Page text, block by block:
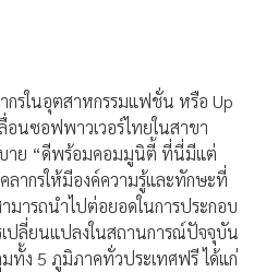
รในอุตสาหกรรมแฟชั่น หรือ Up
อนซอฟพาวเวอร์ไทยในสาขา
าย “ดีพร้อมคอมมูนิตี้ ที่นี่มีแต่
ากรให้มีองค์ความรู้และทักษะที่
มารถนำไปต่อยอดในการประกอบ
เปลี่ยนแปลงในสถานการณ์ปัจจุบัน
ทั้ง 5 ภูมิภาคทั่วประเทศฟรี ได้แก่